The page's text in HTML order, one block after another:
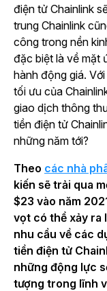
điện tử Chainlink
trung Chainlink
công trong nền
đặc biệt là về mặt
hành động giá.
tối ưu của
giao dịch thông
tiền điện tử
những năm tới?
Theo các nhà
kiến sẽ trải qua
$23 vào năm
vọt có thể xảy ra
nhu cầu về các
tiền điện tử
những động lực
tượng trong lĩnh